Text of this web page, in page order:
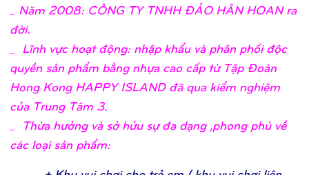
_ Năm 2008: CÔNG TY TNHH ĐẢO HÂN HOAN ra
đời.
_ Lĩnh vực hoạt động: nhập khẩu và phân phối độc
quyền sản phẩm bằng nhựa cao cấp từ Tập Đoàn
Hong Kong HAPPY ISLAND đã qua kiểm nghiệm
của Trung Tâm 3.
_ Thừa hưởng và sở hửu sự đa dạng ,phong phú về
các loại sản phẩm: